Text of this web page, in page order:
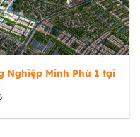
Nghiệp Minh Phú 1 tại